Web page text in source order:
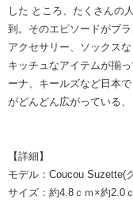
した ところ、たくさんの
到。そのエピソードがブ
アクセサリー、ソックス
キッチュなアイテムが揃
ーナ、キールズなど日本
がどんどん広がっている
【詳細】
モデル：Coucou Suzette(
サイズ：約4.8ｃｍ×約2.0